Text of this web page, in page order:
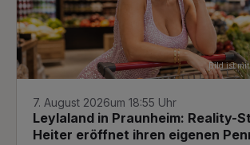
Bild ist
7. August 2026um 18:55 Uhr
Leylaland in Praunheim: Reality-
Heiter eröffnet ihren eigenen